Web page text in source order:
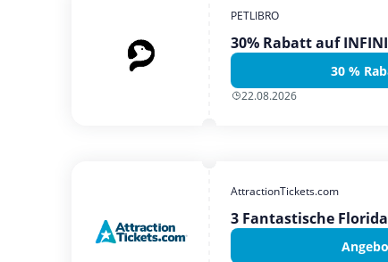
PETLIBRO
30% Rabatt auf
30 %
22.08.2026
AttractionTickets.com
3 Fantastische